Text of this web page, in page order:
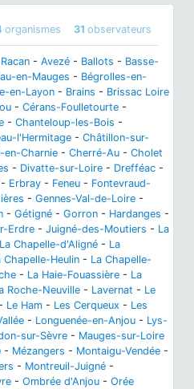
organismes 31 observateurs
- Avezé - Ballots - Basse-
en-Mauges - Bégrolles-en-
en-Layon - Brains - Brissac Loire
- Cérans-Foulletourte -
- Chanteloup-les-Bois -
l'Hermitage - Châtillon-sur-
en-Charnie - Cherré-Au - Cholet
- Divatte-sur-Loire - Drefféac -
- Erbray - Feneu - Fontevraud-
- Gennes-Val-de-Loire -
- Gétigné - Gorron - Hardanges -
Erdre - Juigné-des-Moutiers - La
La Chapelle-d'Aligné - La
Chapelle-Heulin - La Chapelle-
- La Haie-Fouassière - La
Roche-Neuville - Lavernat - Le
- Le Ham - Les Cerqueux - Les
- Longuenée-en-Anjou - Lys-
sur-Sèvre - Mauges-sur-Loire
- Mézangers - Montaigu-Vendée -
- Montreuil-Juigné -
- Ombrée d'Anjou - Orée